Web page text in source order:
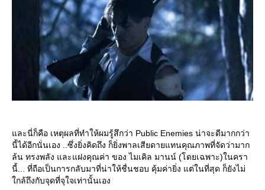
ละนี่ก็คือ เหตุผลที่ทำให้ผมรู้สึกว่า Public Enemies น่าจะดีมากกว่า
นี้ได้อีกนั่นเอง ..ซึ่งยิ่งคิดถึง ก็ยิ่งพาลเสียดายแทนคุณภาพที่จัดว่ามาก
ล้น ทรงพลัง และแฝงคุณค่า ของ ไมเคิล มานน์ (โดยเฉพาะ)ในครา
นี้... ที่ถือเป็นการกลับมาที่น่าให้ชื่นชอบ คุ้มค่ายิ่ง แต่ในที่สุด ก็ยังไม่
กล้ถึงกับจุดที่จุใจเท่านั้นเอง